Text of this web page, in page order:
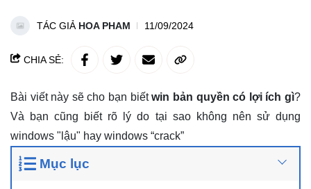
TÁC GIẢ HOA PHAM 11/09/2024
CHIA SẺ:
Bài viết này sẽ cho bạn biếtwin bản quyền có lợi ích gì?
Và bạn cũng biết rõ lý do tại sao không nên sử dụng
windows "lậu" hay windows “crack”
Mục lục